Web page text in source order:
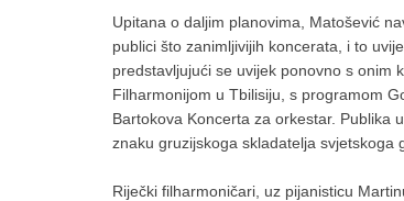
Upitana o daljim planovima, Matošević
publici što zanimljivijih koncerata, i to
predstavljujući se uvijek ponovno s onim
Filharmonijom u Tbilisiju, s programom
Bartokova Koncerta za orkestar. Publika
znaku gruzijskoga skladatelja svjetskoga
Riječki filharmoničari, uz pijanisticu